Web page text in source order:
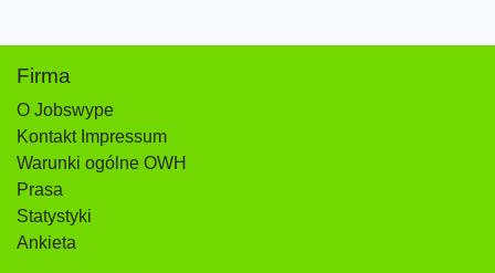
Firma
O Jobswype
Kontakt Impressum
Warunki ogólne OWH
Prasa
Statystyki
Ankieta